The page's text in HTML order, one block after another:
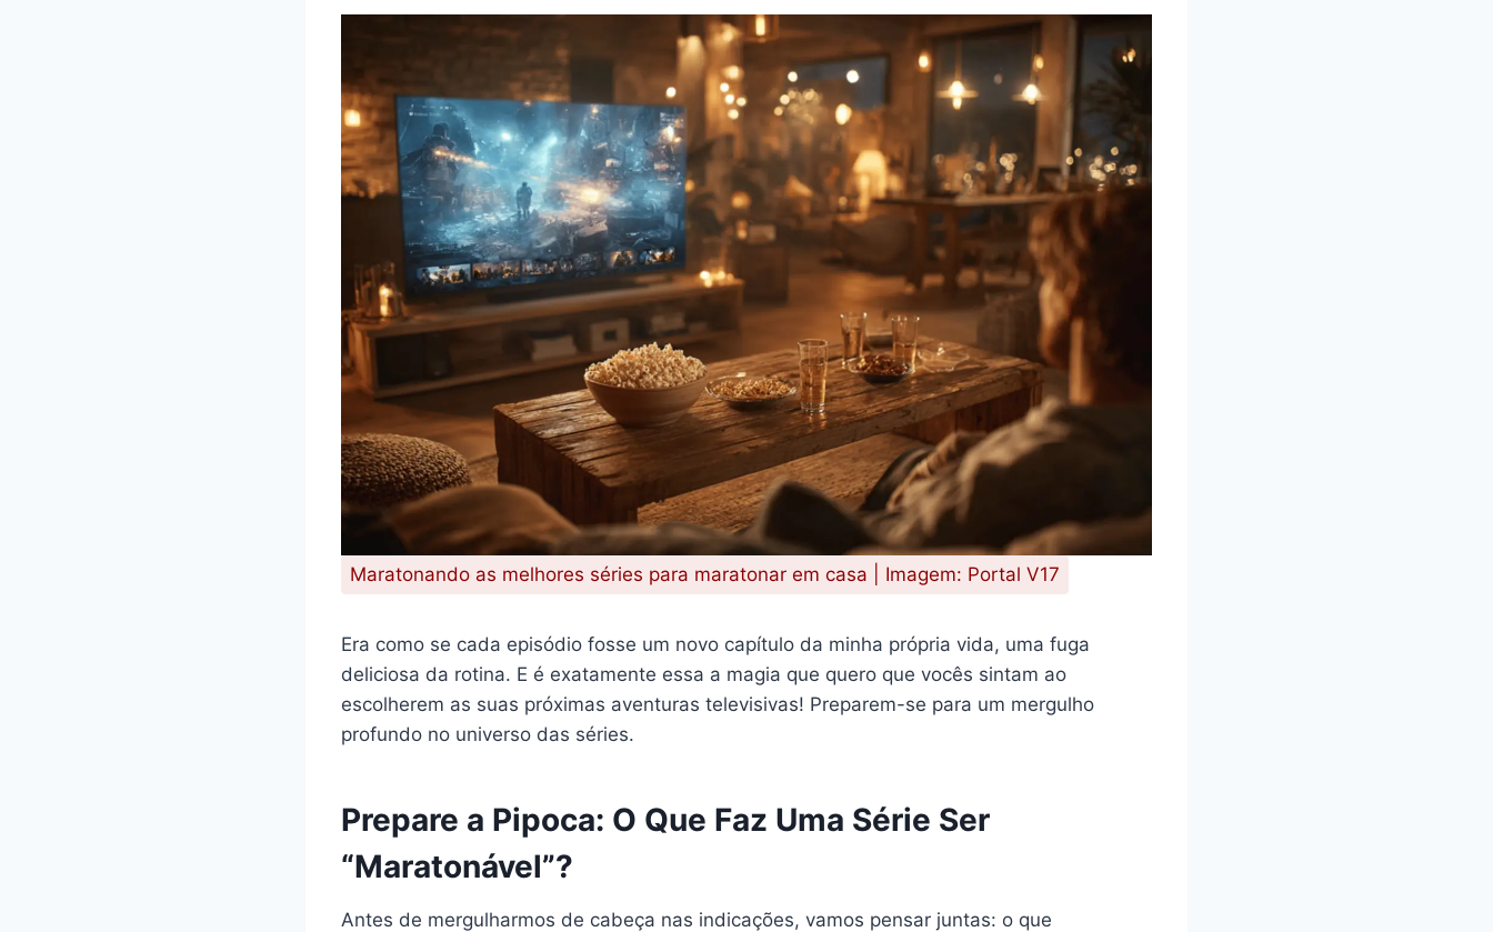
Maratonando as melhores séries para maratonar em casa | Imagem: Portal V17
Era como se cada episódio fosse um novo capítulo da minha própria vida, uma fuga
deliciosa da rotina. E é exatamente essa a magia que quero que vocês sintam ao
escolherem as suas próximas aventuras televisivas! Preparem-se para um mergulho
profundo no universo das séries.
Prepare a Pipoca: O Que Faz Uma Série Ser
“Maratonável”?
Antes de mergulharmos de cabeça nas indicações, vamos pensar juntas: o que